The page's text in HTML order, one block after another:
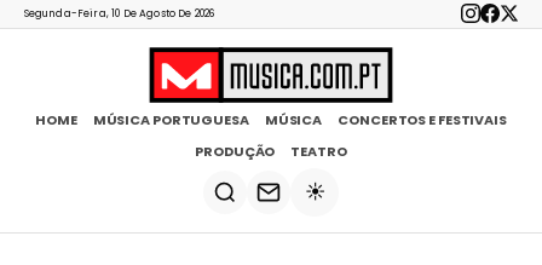
Segunda-Feira, 10 De Agosto De 2026
HOME MÚSICA PORTUGUESA MÚSICA
CONCERTOS E FESTIVAIS
PRODUÇÃO
TEATRO
☀️